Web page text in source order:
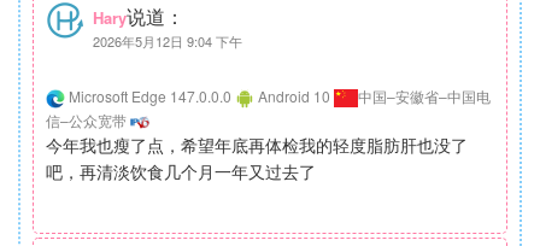
Hary说道：
2026年5月12日 9:04 下午
Microsoft Edge 147.0.0.0 Android 10
中国–安徽省–中国电
信–公众宽带
今年我也瘦了点，希望年底再体检我的轻度脂肪肝也没了
吧，再清淡饮食几个月一年又过去了